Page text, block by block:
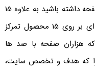
ویژه ای می دهد. یعنی اگر در کل 50 صفحه داشته باشید به علاوه 15
محصول، و با لینک سازی داخلی حرفه ای بر روی 15 محصول تمرکز
هزاران صفحه با صد ها
که هدف و تخصص سایت،